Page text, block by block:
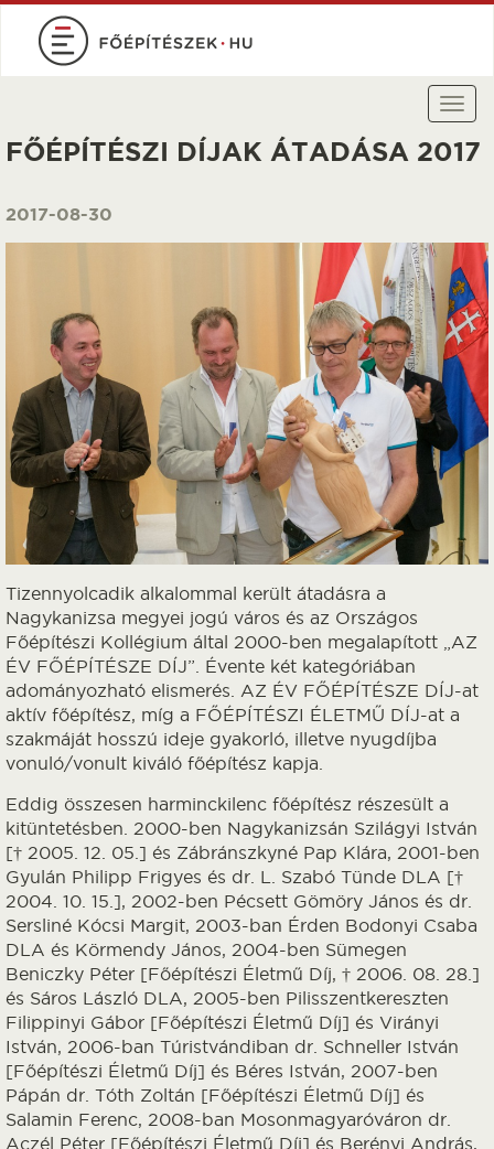
Ugrás
tartalomra
FŐÉPÍTÉSZI DÍJAK ÁTADÁSA 2017
2017-08-30
Tizennyolcadik alkalommal került átadásra a
Nagykanizsa megyei jogú város és az Országos
Főépítészi Kollégium által 2000-ben megalapított „AZ
ÉV FŐÉPÍTÉSZE DÍJ”. Évente két kategóriában
adományozható elismerés. AZ ÉV FŐÉPÍTÉSZE DÍJ-at
aktív főépítész, míg a FŐÉPÍTÉSZI ÉLETMŰ DÍJ-at a
szakmáját hosszú ideje gyakorló, illetve nyugdíjba
vonuló/vonult kiváló főépítész kapja.
Eddig összesen harminckilenc főépítész részesült a
kitüntetésben. 2000-ben Nagykanizsán Szilágyi István
[† 2005. 12. 05.] és Zábránszkyné Pap Klára, 2001-ben
Gyulán Philipp Frigyes és dr. L. Szabó Tünde DLA [†
2004. 10. 15.], 2002-ben Pécsett Gömöry János és dr.
Sersliné Kócsi Margit, 2003-ban Érden Bodonyi Csaba
DLA és Körmendy János, 2004-ben Sümegen
Beniczky Péter [Főépítészi Életmű Díj, † 2006. 08. 28.]
és Sáros László DLA, 2005-ben Pilisszentkereszten
Filippinyi Gábor [Főépítészi Életmű Díj] és Virányi
István, 2006-ban Túristvándiban dr. Schneller István
[Főépítészi Életmű Díj] és Béres István, 2007-ben
Pápán dr. Tóth Zoltán [Főépítészi Életmű Díj] és
Salamin Ferenc, 2008-ban Mosonmagyaróváron dr.
Aczél Péter [Főépítészi Életmű Díj] és Berényi András,